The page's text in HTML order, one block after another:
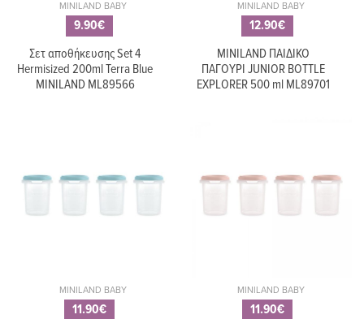
MINILAND BABY
9.90€
Σετ αποθήκευσης Set 4
Hermisized 200ml Terra Blue
MINILAND ML89566
MINILAND BABY
12.90€
MINILAND ΠΑΙΔΙΚΟ
ΠΑΓΟΥΡΙ JUNIOR BOTTLE
EXPLORER 500 ml ML89701
MINILAND BABY
11.90€
MINILAND BABY
11.90€